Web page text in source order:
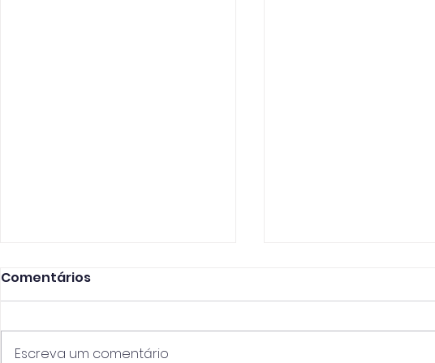
Comentários
Escreva um comentário